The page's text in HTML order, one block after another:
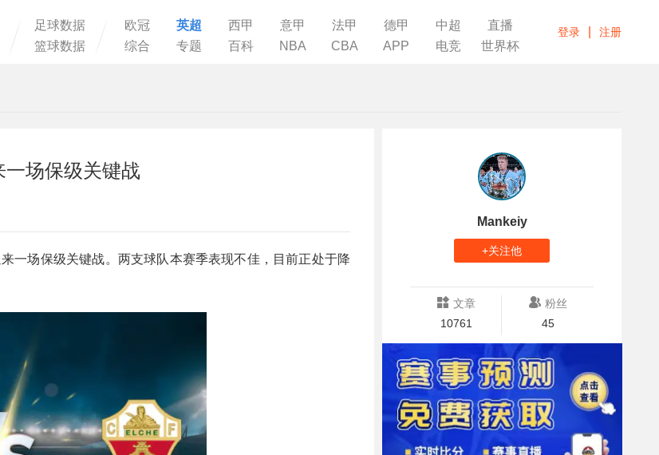
足球数据
篮球数据
欧冠 英超 西甲 意甲 法甲 德甲 中超
直播
综合
专题 百科 NBA CBA APP 电竞 世界杯
登录 注册
场保级关键战
一场保级关键战。两支球队本赛季表现不佳，目前正处于降
Mankeiy
+关注他
文章
10761
粉丝
45